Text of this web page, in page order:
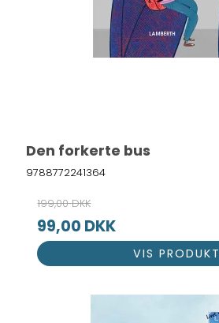
Den forkerte bus
9788772241364
199,00 DKK
99,00 DKK
VIS PRODUKT